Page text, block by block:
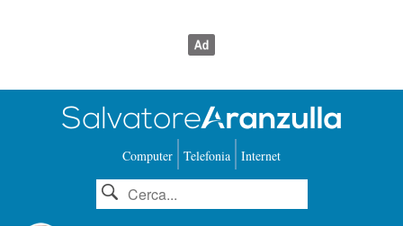
Computer Telefonia Internet